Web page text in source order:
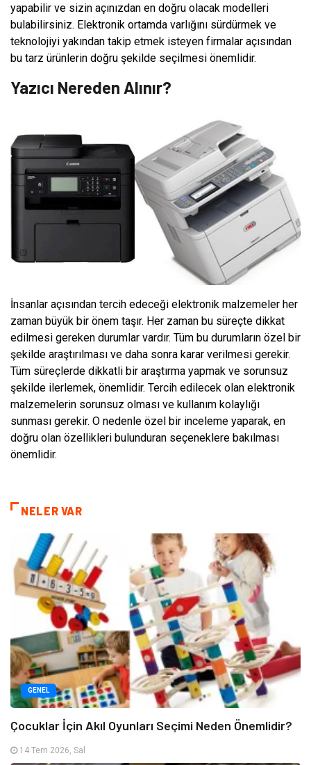
yapabilir ve sizin açınızdan en doğru olacak modelleri
bulabilirsiniz. Elektronik ortamda varlığını sürdürmek ve
teknolojiyi yakından takip etmek isteyen firmalar açısından
bu tarz ürünlerin doğru şekilde seçilmesi önemlidir.
Yazıcı Nereden Alınır?
İnsanlar açısından tercih edeceği elektronik malzemeler her
zaman büyük bir önem taşır. Her zaman bu süreçte dikkat
edilmesi gereken durumlar vardır. Tüm bu durumların özel bir
şekilde araştırılması ve daha sonra karar verilmesi gerekir.
Tüm süreçlerde dikkatli bir araştırma yapmak ve sorunsuz
şekilde ilerlemek, önemlidir. Tercih edilecek olan elektronik
malzemelerin sorunsuz olması ve kullanım kolaylığı
sunması gerekir. O nedenle özel bir inceleme yaparak, en
doğru olan özellikleri bulunduran seçeneklere bakılması
önemlidir.
NELER VAR
GENEL
Çocuklar İçin Akıl Oyunları Seçimi Neden Önemlidir?
14 Tem 2026, Sal